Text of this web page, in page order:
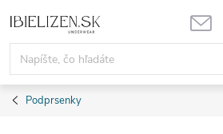
na
obsah
Podprsenky